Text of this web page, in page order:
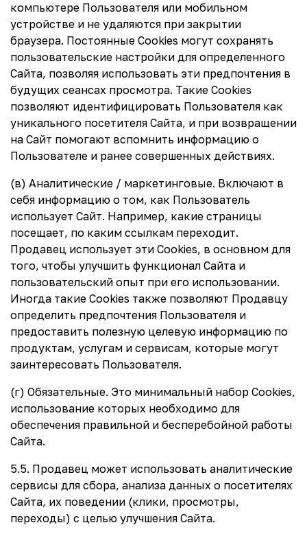
компьютере Пользователя или мобильном
устройстве и не удаляются при закрытии
браузера. Постоянные Сookies могут сохранять
пользовательские настройки для определенного
Сайта, позволяя использовать эти предпочтения в
будущих сеансах просмотра. Такие Cookies
позволяют идентифицировать Пользователя как
уникального посетителя Сайта, и при возвращении
на Сайт помогают вспомнить информацию о
Пользователе и ранее совершенных действиях.
(в) Аналитические / маркетинговые. Включают в
себя информацию о том, как Пользователь
использует Сайт. Например, какие страницы
посещает, по каким ссылкам переходит.
Продавец использует эти Cookies, в основном для
того, чтобы улучшить функционал Сайта и
пользовательский опыт при его использовании.
Иногда такие Cookies также позволяют Продавцу
определить предпочтения Пользователя и
предоставить полезную целевую информацию по
продуктам, услугам и сервисам, которые могут
заинтересовать Пользователя.
(г) Обязательные. Это минимальный набор Cookies,
использование которых необходимо для
обеспечения правильной и бесперебойной работы
Сайта.
5.5. Продавец может использовать аналитические
сервисы для сбора, анализа данных о посетителях
Сайта, их поведении (клики, просмотры,
переходы) с целью улучшения Сайта.